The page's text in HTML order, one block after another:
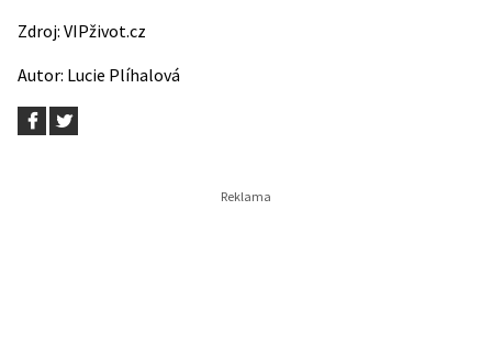
Zdroj: VIPživot.cz
Autor: Lucie Plíhalová